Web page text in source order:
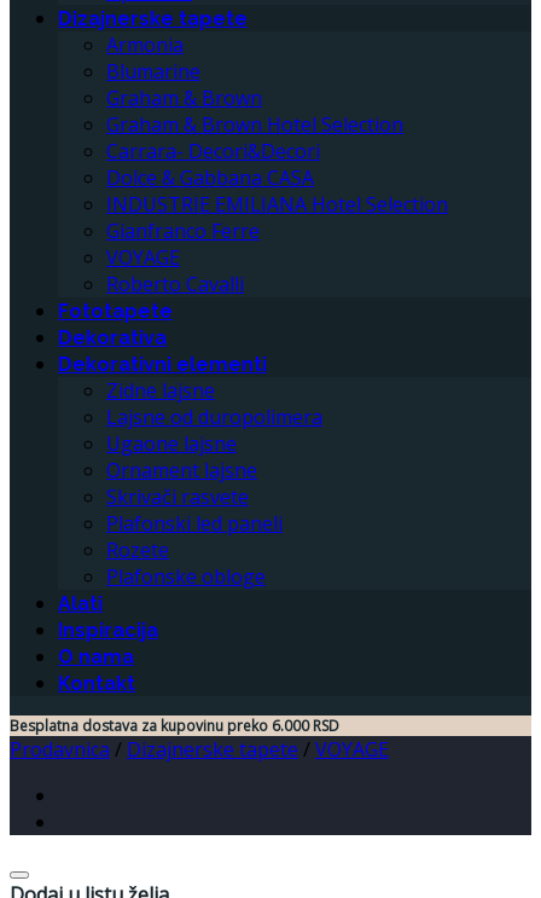
Dizajnerske tapete
Armonia
Blumarine
Graham & Brown
Graham & Brown Hotel Selection
Carrara- Decori&Decori
Dolce & Gabbana CASA
INDUSTRIE EMILIANA Hotel Selection
Gianfranco Ferre
VOYAGE
Roberto Cavalli
Fototapete
Dekorativa
Dekorativni elementi
Zidne lajsne
Lajsne od duropolimera
Ugaone lajsne
Ornament lajsne
Skrivači rasvete
Plafonski led paneli
Rozete
Plafonske obloge
Alati
Inspiracija
O nama
Kontakt
Besplatna dostava za kupovinu preko 6.000 RSD
Prodavnica / Dizajnerske tapete /VOYAGE